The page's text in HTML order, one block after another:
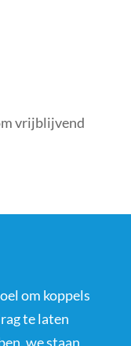
vrijblijvend
om koppels
te laten
we staan